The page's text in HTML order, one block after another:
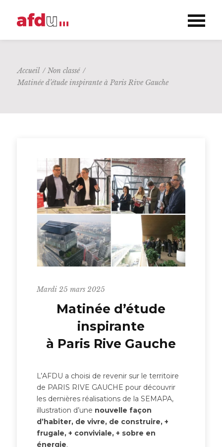
Accueil / Non classé /
Matinée d’étude inspirante à Paris Rive Gauche
Mardi 25 mars 2025
Matinée d’étude
inspirante
à Paris Rive Gauche
L’AFDU a choisi de revenir sur le territoire
de PARIS RIVE GAUCHE pour découvrir
les dernières réalisations de la SEMAPA,
illustration d’une nouvelle façon
d’habiter, de vivre, de construire, +
frugale, + conviviale, + sobre en
énergie.